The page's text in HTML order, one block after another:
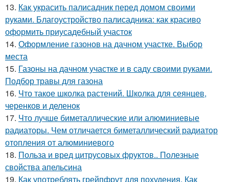
13. Как украсить палисадник перед домом своими
руками. Благоустройство палисадника: как красиво
оформить приусадебный участок
14. Оформление газонов на дачном участке. Выбор
места
15. Газоны на дачном участке и в саду своими руками.
Подбор травы для газона
16. Что такое школка растений. Школка для сеянцев,
черенков и деленок
17. Что лучше биметаллические или алюминиевые
радиаторы. Чем отличается биметаллический радиатор
отопления от алюминиевого
18. Польза и вред цитрусовых фруктов.. Полезные
свойства апельсина
19. Как употреблять грейпфрут для похудения. Как